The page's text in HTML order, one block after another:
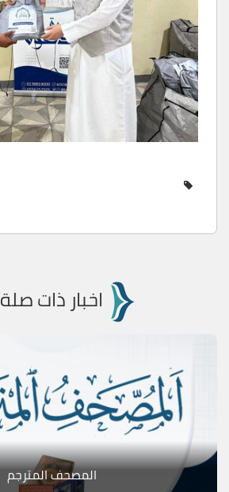
اخبار ذات صلة
المصحف المترجم